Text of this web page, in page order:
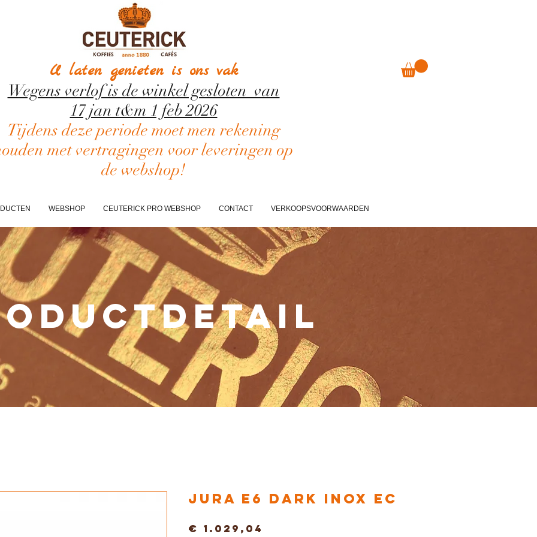
U laten genieten is ons vak
Wegens verlof is de winkel gesloten van
17 jan t&m 1 feb 2026
Tijdens deze periode moet men rekening
met vertragingen voor leveringen op
de webshop!
WEBSHOP CEUTERICK PRO WEBSHOP CONTACT VERKOOPSVOORWAARDEN
Jura E6 Dark Inox EC
€ 1.029,04